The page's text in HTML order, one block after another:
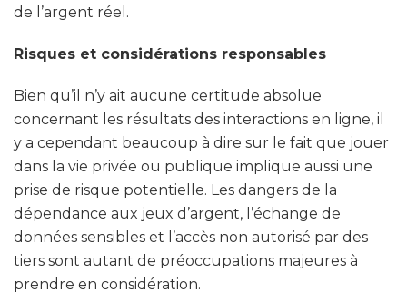
de l’argent réel.
Risques et considérations responsables
Bien qu’il n’y ait aucune certitude absolue
concernant les résultats des interactions en ligne, il
y a cependant beaucoup à dire sur le fait que jouer
dans la vie privée ou publique implique aussi une
prise de risque potentielle. Les dangers de la
dépendance aux jeux d’argent, l’échange de
données sensibles et l’accès non autorisé par des
tiers sont autant de préoccupations majeures à
prendre en considération.